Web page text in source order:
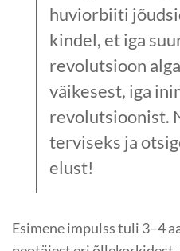
huvi­orbiiti
kindel, et iga
revolutsioon
väikesest, iga
revolutsioonist.
terviseks ja
elust!
Esimene impulss tuli 3–4